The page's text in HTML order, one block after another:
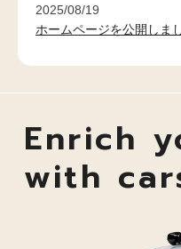
2025/08/19
ホームページを公開しま
Enrich
with